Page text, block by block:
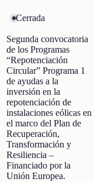
Cerrada
Segunda convocatoria
de los Programas
“Repotenciación
Circular” Programa 1
de ayudas a la
inversión en la
repotenciación de
instalaciones eólicas en
el marco del Plan de
Recuperación,
Transformación y
Resiliencia –
Financiado por la
Unión Europea.